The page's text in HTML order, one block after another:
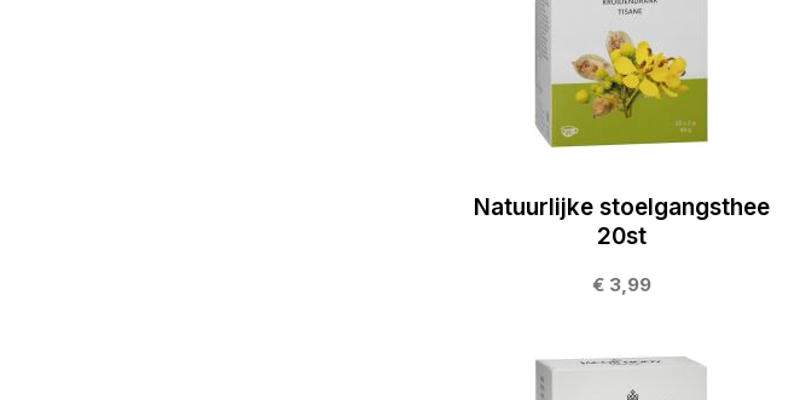
Natuurlijke stoelgangsthee
20st
€ 3,99